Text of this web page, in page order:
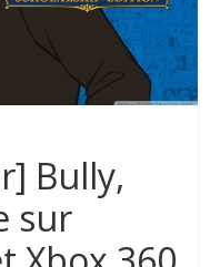
Bully,
sur